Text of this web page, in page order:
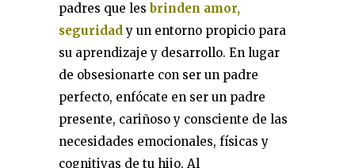
padres que les brinden amor,
seguridady un entorno propicio para
su aprendizaje y desarrollo. En lugar
de obsesionarte con ser un padre
perfecto, enfócate en ser un padre
presente, cariñoso y consciente de las
necesidades emocionales, físicas y
cognitivas de tu hijo. Al